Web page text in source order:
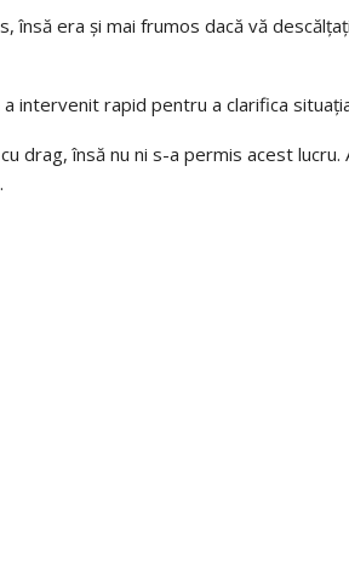
însă era și mai frumos dacă vă
a intervenit rapid pentru a clarifica
drag, însă nu ni s-a permis acest